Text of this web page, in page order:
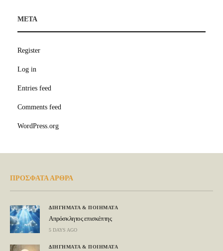
META
Register
Log in
Entries feed
Comments feed
WordPress.org
ΠΡΟΣΦΑΤΑ ΑΡΘΡΑ
ΔΙΗΓΗΜΑΤΑ & ΠΟΙΗΜΑΤΑ
Απρόσκλητος επισκέπτης
5 DAYS AGO
ΔΙΗΓΗΜΑΤΑ & ΠΟΙΗΜΑΤΑ